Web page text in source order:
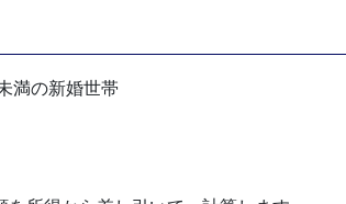
満の新婚世帯